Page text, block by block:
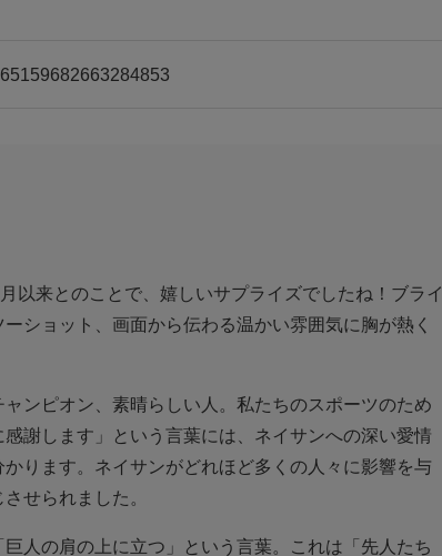
以来とのことで、嬉しいサプライズでしたね！ブライ
ショット、画面から伝わる温かい雰囲気に胸が熱く
ンピオン、素晴らしい人。私たちのスポーツのため
謝します」という言葉には、ネイサンへの深い愛情
ります。ネイサンがどれほど多くの人々に影響を与
せられました。
人の肩の上に立つ」という言葉。これは「先人たち